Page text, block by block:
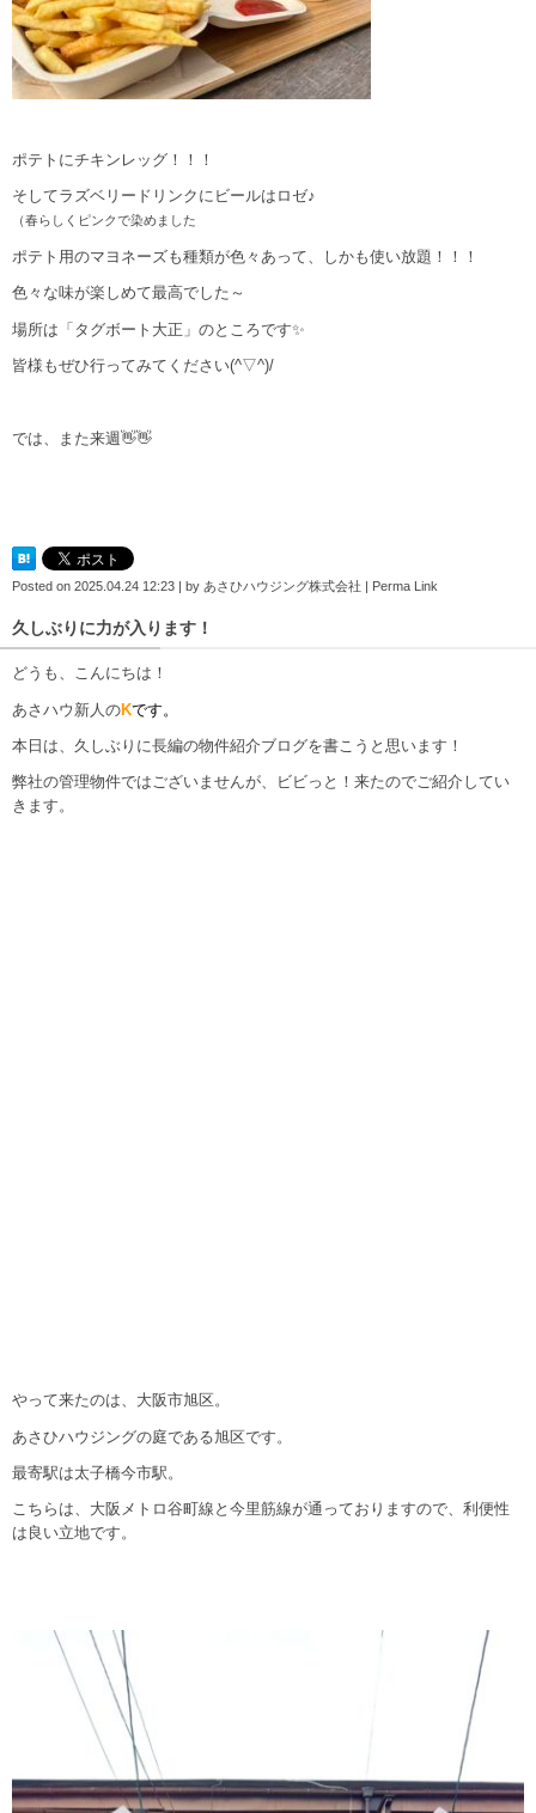
ポテトにチキンレッグ！！！
そしてラズベリードリンクにビールはロゼ♪
（春らしくピンクで染めました
ポテト用のマヨネーズも種類が色々あって、しかも使い放題！！！
色々な味が楽しめて最高でした～
場所は「タグボート大正」のところです✨
皆様もぜひ行ってみてください(^▽^)/
では、また来週👋👋
Posted on 2025.04.24 12:23 | by あさひハウジング株式会社 | Perma Link
久しぶりに力が入ります！
どうも、こんにちは！
あさハウ新人のKです。
本日は、久しぶりに長編の物件紹介ブログを書こうと思います！
弊社の管理物件ではございませんが、ビビっと！来たのでご紹介してい
きます。
やって来たのは、大阪市旭区。
あさひハウジングの庭である旭区です。
最寄駅は太子橋今市駅。
こちらは、大阪メトロ谷町線と今里筋線が通っておりますので、利便性
は良い立地です。